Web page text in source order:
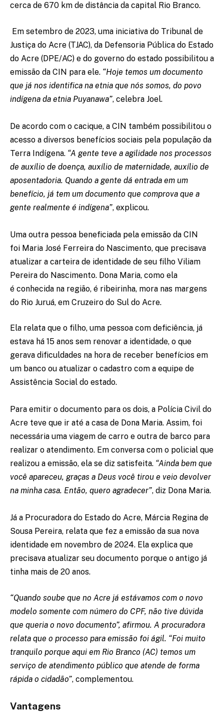
cerca de 670 km de distância da capital Rio Branco.
Em setembro de 2023, uma iniciativa do Tribunal de
Justiça do Acre (TJAC), da Defensoria Pública do Estado
do Acre (DPE/AC) e do governo do estado possibilitou a
emissão da CIN para ele. “Hoje temos um documento
que já nos identifica na etnia que nós somos, do povo
indígena da etnia Puyanawa”, celebra Joel.
De acordo com o cacique, a CIN também possibilitou o
acesso a diversos benefícios sociais pela população da
Terra Indígena. “A gente teve a agilidade nos processos
de auxílio de doença, auxílio de maternidade, auxílio de
aposentadoria. Quando a gente dá entrada em um
benefício, já tem um documento que comprova que a
gente realmente é indígena”, explicou.
Uma outra pessoa beneficiada pela emissão da CIN
foi Maria José Ferreira do Nascimento, que precisava
atualizar a carteira de identidade de seu filho Viliam
Pereira do Nascimento. Dona Maria, como ela
é conhecida na região, é ribeirinha, mora nas margens
do Rio Juruá, em Cruzeiro do Sul do Acre.
Ela relata que o filho, uma pessoa com deficiência, já
estava há 15 anos sem renovar a identidade, o que
gerava dificuldades na hora de receber benefícios em
um banco ou atualizar o cadastro com a equipe de
Assistência Social do estado.
Para emitir o documento para os dois, a Polícia Civil do
Acre teve que ir até a casa de Dona Maria. Assim, foi
necessária uma viagem de carro e outra de barco para
realizar o atendimento. Em conversa com o policial que
realizou a emissão, ela se diz satisfeita. “Ainda bem que
você apareceu, graças a Deus você tirou e veio devolver
na minha casa. Então, quero agradecer”, diz Dona Maria.
Já a Procuradora do Estado do Acre, Márcia Regina de
Sousa Pereira, relata que fez a emissão da sua nova
identidade em novembro de 2024. Ela explica que
precisava atualizar seu documento porque o antigo já
tinha mais de 20 anos.
“Quando soube que no Acre já estávamos com o novo
modelo somente com número do CPF, não tive dúvida
que queria o novo documento”, afirmou. A procuradora
relata que o processo para emissão foi ágil. “Foi muito
tranquilo porque aqui em Rio Branco (AC) temos um
serviço de atendimento público que atende de forma
rápida o cidadão”, complementou.
Vantagens